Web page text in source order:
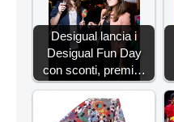
Desigual lancia i
Desigual Fun Day
con sconti, premi…